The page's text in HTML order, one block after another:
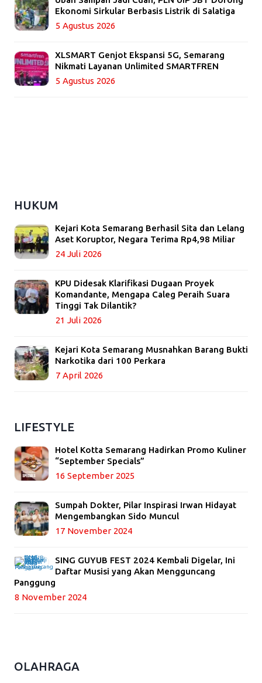
Ekonomi Sirkular Berbasis Listrik di Salatiga
5 Agustus 2026
XLSMART Genjot Ekspansi 5G, Semarang
Nikmati Layanan Unlimited SMARTFREN
5 Agustus 2026
HUKUM
Kejari Kota Semarang Berhasil Sita dan Lelang
Aset Koruptor, Negara Terima Rp4,98 Miliar
24 Juli 2026
KPU Didesak Klarifikasi Dugaan Proyek
Komandante, Mengapa Caleg Peraih Suara
Tinggi Tak Dilantik?
21 Juli 2026
Kejari Kota Semarang Musnahkan Barang Bukti
Narkotika dari 100 Perkara
7 April 2026
LIFESTYLE
Hotel Kotta Semarang Hadirkan Promo Kuliner
“September Specials”
16 September 2025
Sumpah Dokter, Pilar Inspirasi Irwan Hidayat
Mengembangkan Sido Muncul
17 November 2024
SING GUYUB FEST 2024 Kembali Digelar, Ini
Daftar Musisi yang Akan Mengguncang
Panggung
8 November 2024
OLAHRAGA